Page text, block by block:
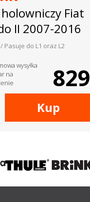
Fiat
II 2007-2016
Pasuje do L1 oraz L2
wysyłka
na
829
Kup